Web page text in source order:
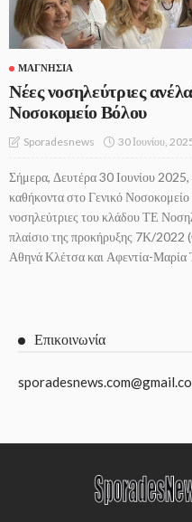
ΜΑΓΝΗΣΊΑ
Νέες νοσηλεύτριες
Νοσοκομείο Βόλου
Sporadesnews 30 Ιουνίου,
Σήμερα, Δευτέρα 30 Ιουνίου 2025,
καθήκοντα στο Γενικό
νοσηλεύτριες του κλάδου ΤΕ
πλαίσιο της προκήρυξης 7Κ/
Αθηνά Κλέτσα και Αφεντία-Μαρία
Επικοινωνία